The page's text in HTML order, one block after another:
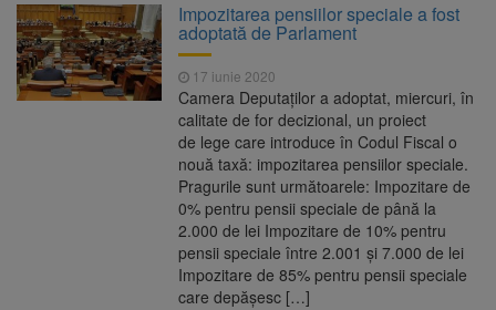
Nivelul Dunării a început să crească
8 august 2026
Asociația Română pentru
Iluminat cere reducerea luminii pe timpul
nopții, nu oprirea iluminatului public
7 august 2026
Trafic blocat pe DN1E Brașov
– Poiana Brașov după un accident. Două
persoane primesc îngrijiri medicale
Se schimbă examenul de
medic specialist. Subiecte unice în toată țara,
aceeași oră și același barem
Impozitarea pensiilor speciale a fost
adoptată de Parlament
17 iunie 2020
Camera Deputaților a adoptat, miercuri, în
calitate de for decizional, un proiect
de lege care introduce în Codul Fiscal o
nouă taxă: impozitarea pensiilor speciale.
Pragurile sunt următoarele: Impozitare de
0% pentru pensii speciale de până la
2.000 de lei Impozitare de 10% pentru
pensii speciale între 2.001 și 7.000 de lei
Impozitare de 85% pentru pensii speciale
care depășesc […]